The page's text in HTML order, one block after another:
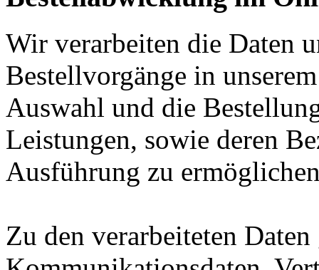
Wir verarbeiten die Daten
Bestellvorgänge in
Auswahl und die
Leistungen, sowie deren
Ausführung zu
Zu den verarbeiteten